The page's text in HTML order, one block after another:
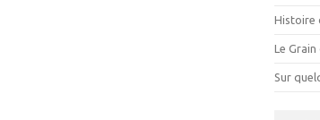
Histoire
Le Grain
Sur